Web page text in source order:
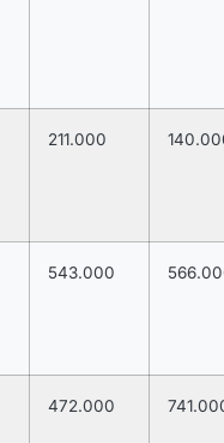
211.000
543.000
472.000